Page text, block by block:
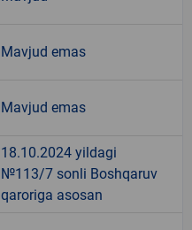
Mavjud emas
Mavjud emas
18.10.2024 yildagi
№113/7 sonli Boshqaruv
qaroriga asosan